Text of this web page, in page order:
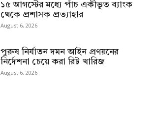
১৫ আগস্টের মধ্যে পাঁচ একীভূত ব্যাংক
থেকে প্রশাসক প্রত্যাহার
August 6, 2026
পুরুষ নির্যাতন দমন আইন প্রণয়নের
নির্দেশনা চেয়ে করা রিট খারিজ
August 6, 2026